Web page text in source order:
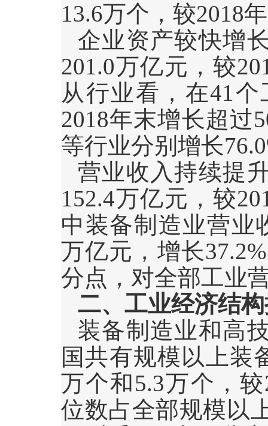
13.6万个，较2018
企业资产较快增
201.0万亿元，较
从行业看，在41个
2018年末增长超过
等行业分别增长
营业收入持续提
152.4万亿元，较
中装备制造业营业
万亿元，增长37.2%
分点，对全部工业
二、工业经济结
装备制造业和高
国共有规模以上装
万个和5.3万个，较
位数占全部规模以